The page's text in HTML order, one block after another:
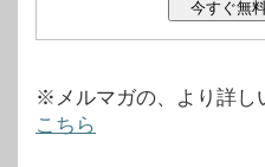
※メルマガの、より詳
こちら